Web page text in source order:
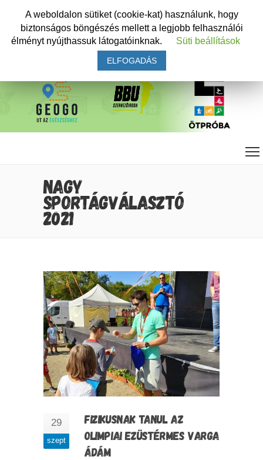
NAGY
SPORTÁGVÁLASZTÓ
2021
29
szept
FIZIKUSNAK TANUL AZ
OLIMPIAI EZÜSTÉRMES VARGA
ÁDÁM
A weboldalon sütiket (cookie-kat) használunk, hogy
biztonságos böngészés mellett a legjobb felhasználói
élményt nyújthassuk látogatóinknak.
Süti beállítások
ELFOGADÁS